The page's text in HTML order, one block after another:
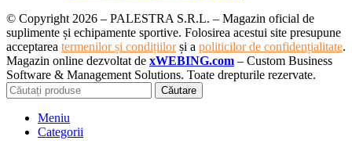
© Copyright 2026 – PALESTRA S.R.L. – Magazin oficial de
suplimente și echipamente sportive. Folosirea acestui site presupune
acceptarea termenilor și condițiilorși a politicilor de confidențialitate.
Magazin online dezvoltat de xWEBING.com – Custom Business
Software & Management Solutions. Toate drepturile rezervate.
Căutare
Meniu
Categorii